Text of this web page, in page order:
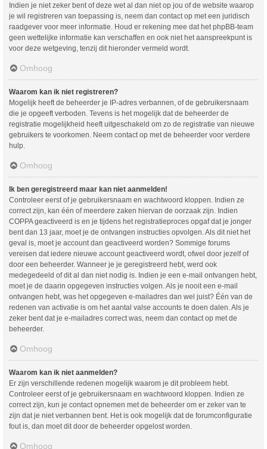
Indien je niet zeker bent of deze wet al dan niet op jou of de website waarop
je wil registreren van toepassing is, neem dan contact op met een juridisch
raadgever voor meer informatie. Houd er rekening mee dat het phpBB-team
geen wettelijke informatie kan verschaffen en ook niet het aanspreekpunt is
voor deze wetgeving, tenzij dit hieronder vermeld wordt.
Omhoog
Waarom kan ik niet registreren?
Mogelijk heeft de beheerder je IP-adres verbannen, of de gebruikersnaam
die je opgeeft verboden. Tevens is het mogelijk dat de beheerder de
registratie mogelijkheid heeft uitgeschakeld om zo de registratie van nieuwe
gebruikers te voorkomen. Neem contact op met de beheerder voor verdere
hulp.
Omhoog
Ik ben geregistreerd maar kan niet aanmelden!
Controleer eerst of je gebruikersnaam en wachtwoord kloppen. Indien ze
correct zijn, kan één of meerdere zaken hiervan de oorzaak zijn. Indien
COPPA geactiveerd is en je tijdens het registratieproces opgaf dat je jonger
bent dan 13 jaar, moet je de ontvangen instructies opvolgen. Als dit niet het
geval is, moet je account dan geactiveerd worden? Sommige forums
vereisen dat iedere nieuwe account geactiveerd wordt, ofwel door jezelf of
door een beheerder. Wanneer je je geregistreerd hebt, werd ook
medegedeeld of dit al dan niet nodig is. Indien je een e-mail ontvangen hebt,
moet je de daarin opgegeven instructies volgen. Als je nooit een e-mail
ontvangen hebt, was het opgegeven e-mailadres dan wel juist? Één van de
redenen van activatie is om het aantal valse accounts te doen dalen. Als je
zeker bent dat je e-mailadres correct was, neem dan contact op met de
beheerder.
Omhoog
Waarom kan ik niet aanmelden?
Er zijn verschillende redenen mogelijk waarom je dit probleem hebt.
Controleer eerst of je gebruikersnaam en wachtwoord kloppen. Indien ze
correct zijn, kun je contact opnemen met de beheerder om er zeker van te
zijn dat je niet verbannen bent. Het is ook mogelijk dat de forumconfiguratie
fout is, dan moet dit door de beheerder opgelost worden.
Omhoog